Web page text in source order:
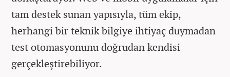
tam destek sunan yapısıyla, tüm ekip,
herhangi bir teknik bilgiye ihtiyaç duymadan
test otomasyonunu doğrudan kendisi
gerçekleştirebiliyor.